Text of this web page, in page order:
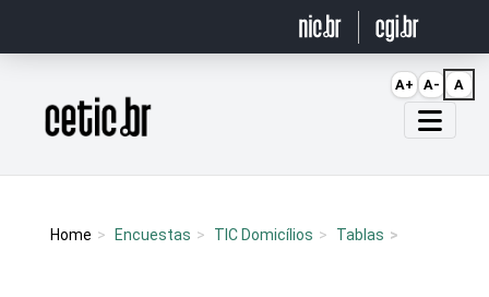
Página inicial
Home Encuestas TIC Domicílios Tablas
A+ A- A